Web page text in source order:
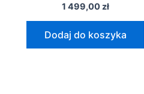
1 499,00 zł
Dodaj do koszyka